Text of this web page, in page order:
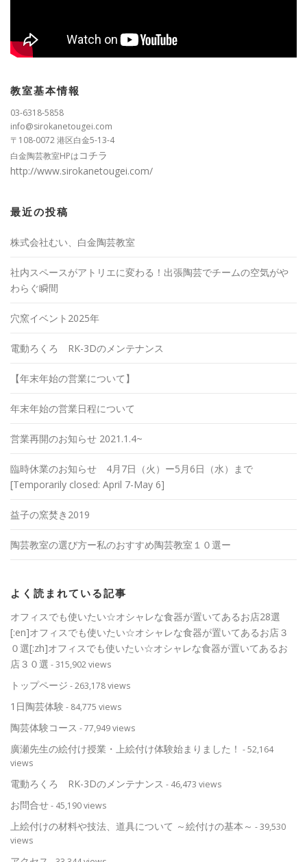
教室基本情報
03-6318-5858
info@sirokanetougei.com
〒108-0072 港区白金5-13-4
白金陶芸教室HPはコチラ
http://www.sirokanetougei.com/
最近の投稿
株式会社むい、白金陶芸教室
社内スペースがアトリエに変わる！出張陶芸でチームの空気がや
わらぐ瞬間
穴窯イベント2025年
電動ろくろ RK-3Dのメンテナンス
【年末年始の営業について】
年末年始の営業日程について
営業再開のお知らせ 2021.1.4~
臨時休業のお知らせ 4月7日（火）ー5月6日（水）まで
[Temporarily closed: April 7-May 6]
益子の窯焚き2019
陶芸教室の選び方ー私のおすすめ陶芸教室１０選ー
よく読まれている記事
オフィスでも使いたい☆オシャレな食器が置いてあるお店28選
[:en]オフィスでも使いたい☆オシャレな食器が置いてあるお店３
０選[:zh]オフィスでも使いたい☆オシャレな食器が置いてあるお
店３０選 - 315,902 views
トップページ - 263,178 views
1日陶芸体験 - 84,775 views
陶芸体験コース - 77,949 views
廣瀬先生の絵付け授業・上絵付け体験始まりました！ - 52,164
views
電動ろくろ RK-3Dのメンテナンス - 46,473 views
お問合せ- 45,190 views
上絵付けの材料や技法、道具について ～絵付けの基本～ - 39,530
views